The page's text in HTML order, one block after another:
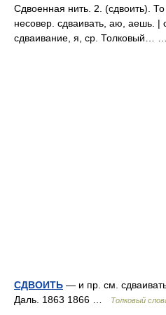
Сдвоенная нить. 2. (сдвоить).
несовер. сдваивать, аю, аешь. |
сдваивание, я, ср. Толковый…
СДВОИТЬ — и пр. см.
Даль. 1863 1866 …
Толковый